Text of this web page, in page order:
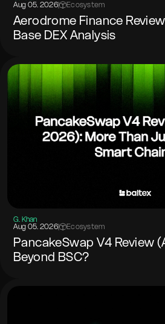
Aug 05. 2026| Ecosystem
Aerodrome Finance
Base DEX Analysis
G. Khan
Aug 05. 2026| Ecosystem
PancakeSwap V4 Review
Beyond BSC?